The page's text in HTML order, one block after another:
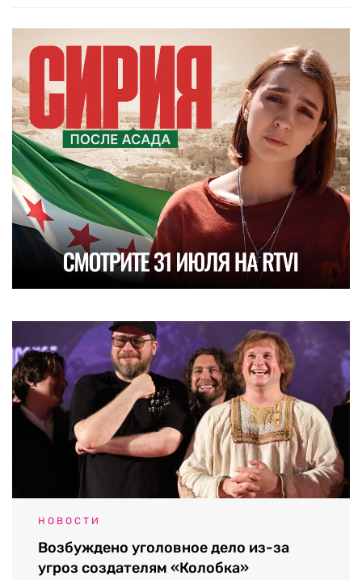
НОВОСТИ
Возбуждено уголовное дело из-за
угроз создателям «Колобка»